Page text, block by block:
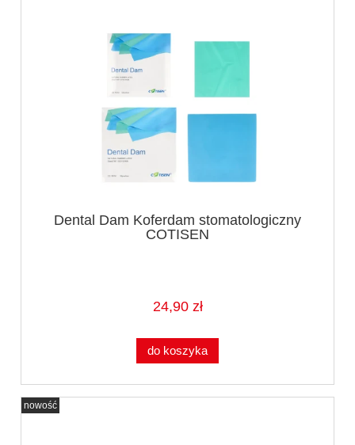
Dental Dam Koferdam stomatologiczny
COTISEN
24,90 zł
do koszyka
nowość